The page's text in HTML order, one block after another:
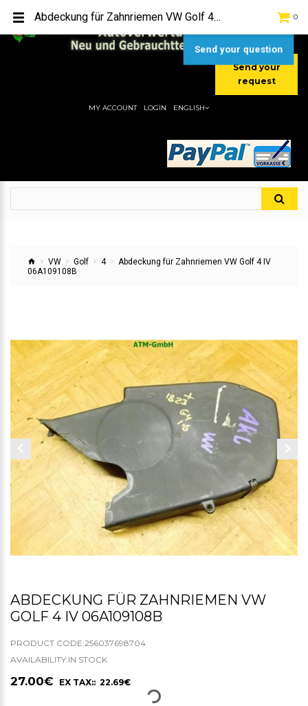
[+49] (0) 2232-5205
[+49] (0) 177 / 4080033
Send your
request
0
MY ACCOUNT LOGIN ENGLISH
VW Golf 4
Abdeckung für Zahnriemen VW Golf 4 IV
06A109108B
ABDECKUNG FÜR ZAHNRIEMEN VW
GOLF 4 IV 06A109108B
PRODUCT CODE:256037698704
AVAILABILITY:IN STOCK
27.00€ EX TAX:: 22.69€
Abdeckung für Zahnriemen VW Golf 4 IV 06A109108B
Send your question